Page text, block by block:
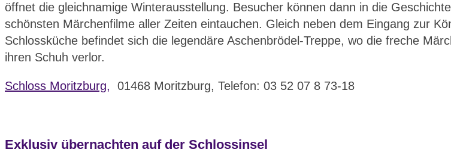
öffnet die gleichnamige Winterausstellung. Besucher können dann in die
schönsten Märchenfilme aller Zeiten eintauchen. Gleich neben dem Eingang zur
Schlossküche befindet sich die legendäre Aschenbrödel-Treppe, wo die freche
ihren Schuh verlor.
Schloss Moritzburg, 01468 Moritzburg, Telefon: 03 52 07 8 73-18
Exklusiv übernachten auf der Schlossinsel